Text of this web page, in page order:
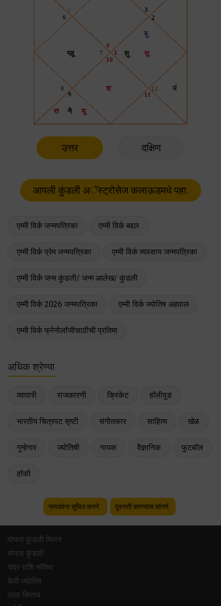
उत्तर दक्षिण
एम्मी विर्क जन्मपत्रिका एम्मी विर्क बद्दल
एम्मी विर्क प्रेम जन्मपत्रिका एम्मी विर्क व्यवसाय जन्मपत्रिका
एम्मी विर्क जन्म कुंडली/ जन्म आलेख/ कुंडली
एम्मी विर्क 2026 जन्मपत्रिका एम्मी विर्क ज्योतिष अहवाल
एम्मी विर्क फ्रेनोलॉजीसाठीची प्रतिमा
अधिक श्रेण्या
व्यापारी राजकारणी क्रिकेट हॉलीवुड
भारतीय चित्रपट सृष्टी संगीतकार साहित्य खेळ
गुन्हेगार ज्योतिषी गायक वैज्ञानिक फुटबॉल
हॉकी
नायकांना सूचित करणे. दुरुस्ती करण्यास सांगणे.
मोफत कुंडली मिलन
मोफत कुंडली
चंद्र राशि भविष्य
केपी ज्योतिष
लाल किताब